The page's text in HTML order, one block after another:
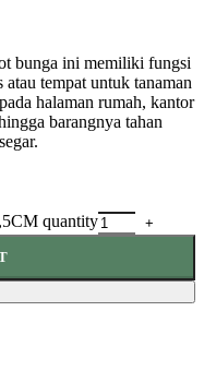
bunga ini memiliki fungsi
tempat untuk tanaman
halaman rumah, kantor
barangnya tahan
quantity